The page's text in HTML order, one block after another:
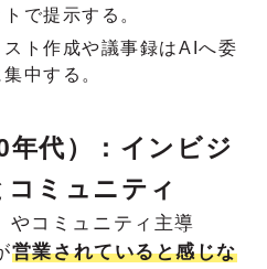
で提示する。
スト作成や議事録はAIへ委
中する。
年代）：インビジ
ミュニティ
やコミュニティ主導
営業されていると感じな